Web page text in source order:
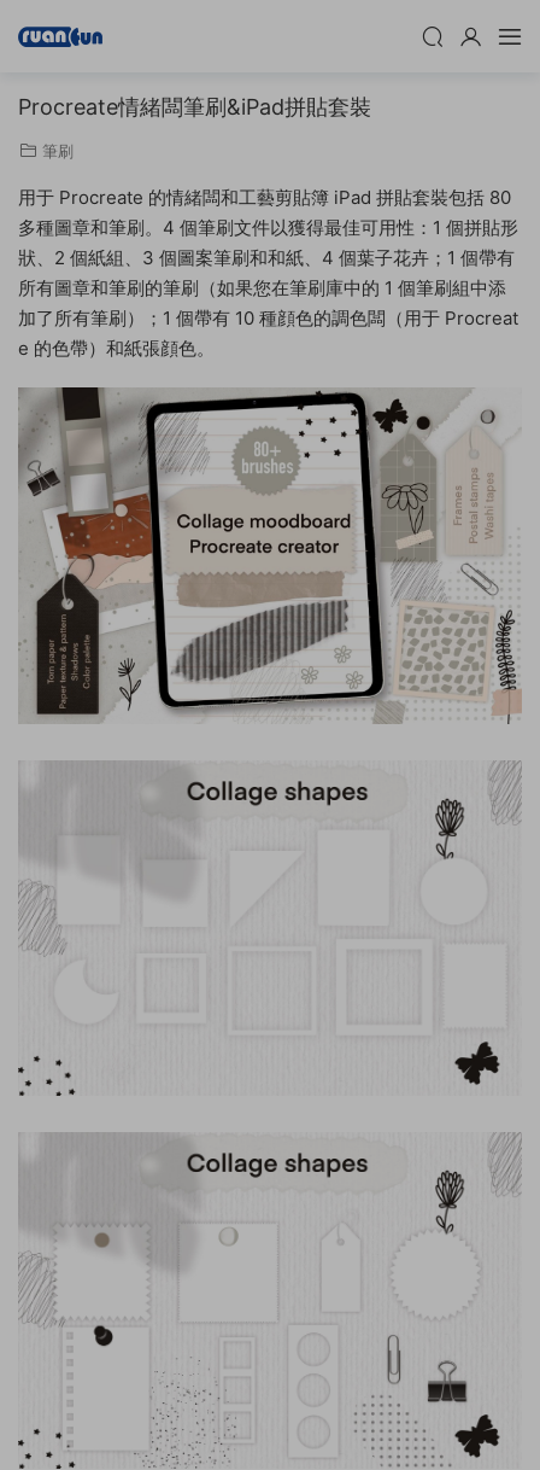
Procreate情緒闆筆刷&iPad拼貼套裝
筆刷
用于 Procreate 的情緒闆和工藝剪貼簿 iPad 拼貼套裝包括 80
多種圖章和筆刷。4 個筆刷文件以獲得最佳可用性：1 個拼貼形
狀、2 個紙組、3 個圖案筆刷和和紙、4 個葉子花卉；1 個帶有
所有圖章和筆刷的筆刷（如果您在筆刷庫中的 1 個筆刷組中添
加了所有筆刷）；1 個帶有 10 種顔色的調色闆（用于 Procreat
e 的色帶）和紙張顔色。